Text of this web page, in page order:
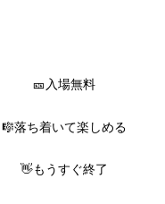
🎫入場無料
🎼落ち着いて楽しめる
👋もうすぐ終了